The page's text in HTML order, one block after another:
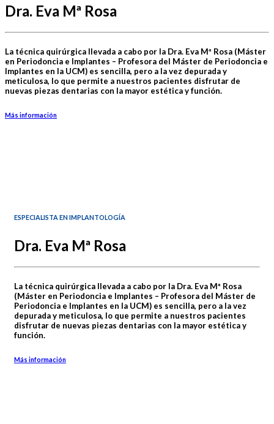
Dra. Eva Mª Rosa
La técnica quirúrgica llevada a cabo por la Dra. Eva Mª Rosa (Máster
en Periodoncia e Implantes – Profesora del Máster de Periodoncia e
Implantes en la UCM) es sencilla, pero a la vez depurada y
meticulosa, lo que permite a nuestros pacientes disfrutar de
nuevas piezas dentarias con la mayor estética y función.
Más información
ESPECIALISTA EN IMPLANTOLOGÍA
Dra. Eva Mª Rosa
La técnica quirúrgica llevada a cabo por la Dra. Eva Mª Rosa
(Máster en Periodoncia e Implantes – Profesora del Máster de
Periodoncia e Implantes en la UCM) es sencilla, pero a la vez
depurada y meticulosa, lo que permite a nuestros pacientes
disfrutar de nuevas piezas dentarias con la mayor estética y
función.
Más información